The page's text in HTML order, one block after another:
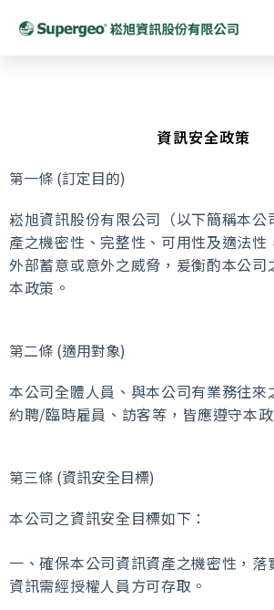
資訊安全政策
第一條 (訂定目的)
崧旭資訊股份有限公司（以下簡稱本公
產之機密性、完整性、可用性及適法性
外部蓄意或意外之威脅，爰衡酌本公司
本政策。
第二條 (適用對象)
本公司全體人員、與本公司有業務往來
約聘/臨時雇員、訪客等，皆應遵守本政
第三條 (資訊安全目標)
本公司之資訊安全目標如下：
一、確保本公司資訊資產之機密性，落
資訊需經授權人員方可存取。